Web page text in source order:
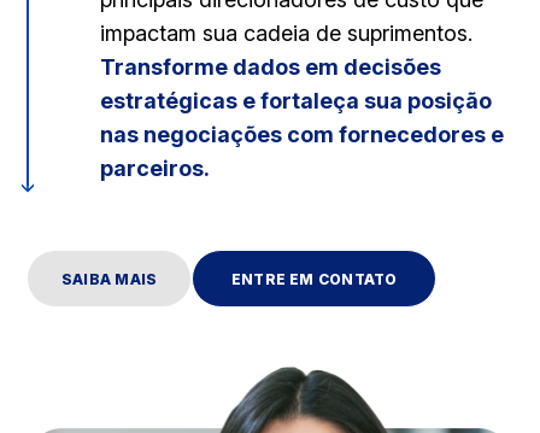
impactam sua cadeia de suprimentos.
Transforme dados em decisões
estratégicas e fortaleça sua posição
nas negociações com fornecedores e
parceiros.
SAIBA MAIS ENTRE EM CONTATO